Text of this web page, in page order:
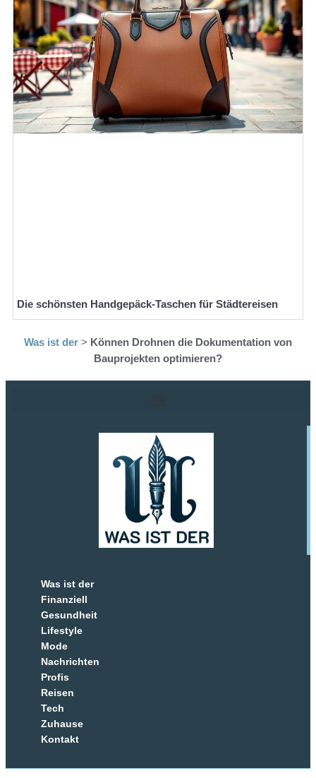
Die schönsten Handgepäck-Taschen für Städtereisen
Was ist der > Können Drohnen die Dokumentation von
Bauprojekten optimieren?
Was ist der
Finanziell
Gesundheit
Lifestyle
Mode
Nachrichten
Profis
Reisen
Tech
Zuhause
Kontakt